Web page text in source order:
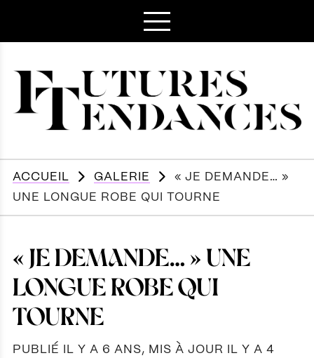
ACCUEIL GALERIE
« JE DEMANDE… »
UNE LONGUE ROBE QUI TOURNE
« JE DEMANDE… » UNE
LONGUE ROBE QUI
TOURNE
PUBLIÉ IL Y A 6 ANS, MIS À JOUR IL Y A 4